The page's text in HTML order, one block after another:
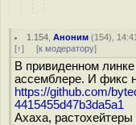
1.154 ,Аноним (154),
[↑] [к модератору]
В привиденном
ассемблере. И фикс
https://github.com/
4415455d47b3da5a1
Ахаха, растохейтеры